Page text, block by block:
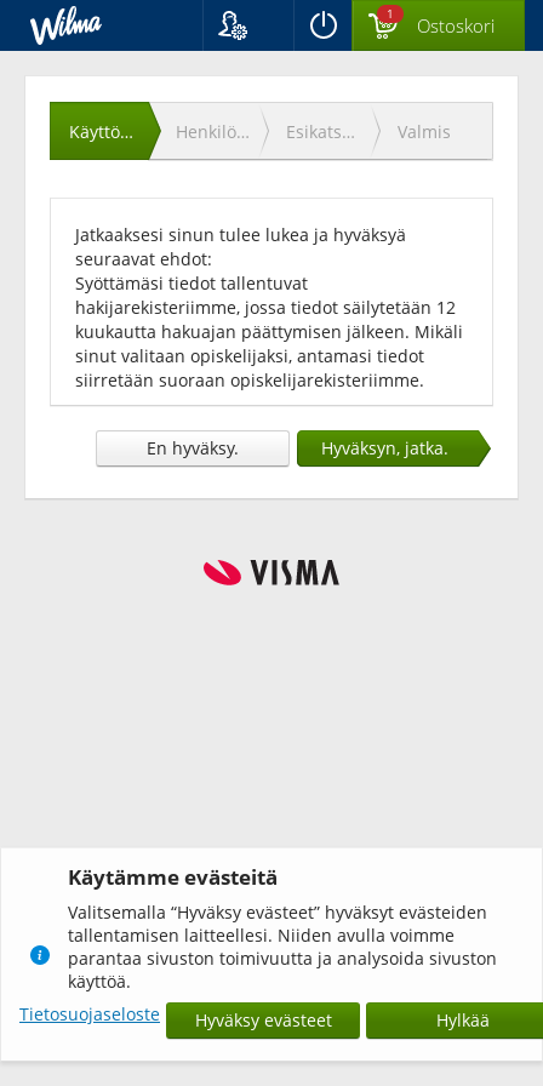
Svenska
English
1 Ostoskori
Käyttöehtojen
hyväksyminen
Käyttöehdot Henkilötiedot Esikatselu Valmis
Jatkaaksesi sinun tulee lukea ja hyväksyä
seuraavat ehdot:
Syöttämäsi tiedot tallentuvat
hakijarekisteriimme, jossa tiedot säilytetään 12
kuukautta hakuajan päättymisen jälkeen. Mikäli
sinut valitaan opiskelijaksi, antamasi tiedot
siirretään suoraan opiskelijarekisteriimme.
En hyväksy. Hyväksyn, jatka.
Käytämme evästeitä
Valitsemalla “Hyväksy evästeet” hyväksyt evästeiden
tallentamisen laitteellesi. Niiden avulla voimme
parantaa sivuston toimivuutta ja analysoida sivuston
käyttöä.
Tietosuojaseloste
Hyväksy evästeet Hylkää